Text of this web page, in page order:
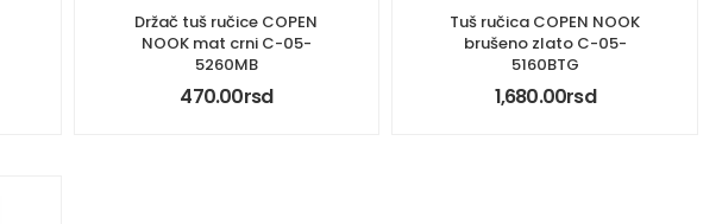
Držač tuš ručice COPEN
NOOK mat crni C-05-
5260MB
470.00rsd
Tuš ručica COPEN NOOK
brušeno zlato C-05-
5160BTG
1,680.00rsd